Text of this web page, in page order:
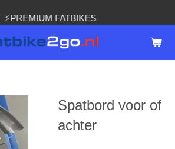
⚡️PREMIUM FATBIKES
Spatbord voor of
achter